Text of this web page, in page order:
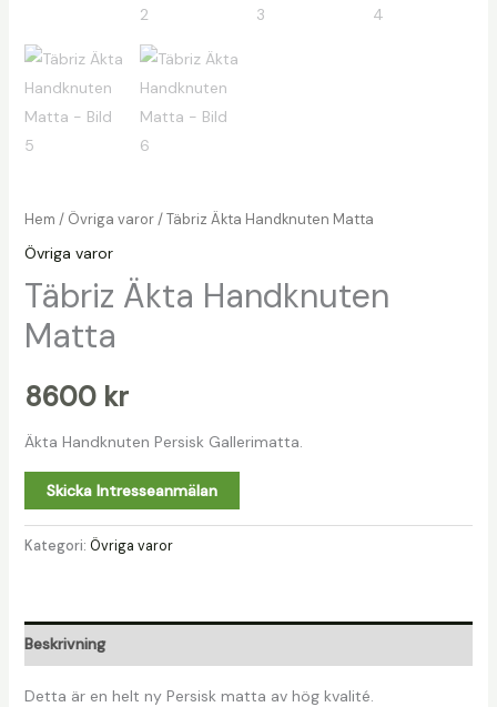
Hem / Övriga varor/ Täbriz Äkta Handknuten Matta
Övriga varor
Täbriz Äkta Handknuten
Matta
8600 kr
Äkta Handknuten Persisk Gallerimatta.
Skicka Intresseanmälan
Kategori: Övriga varor
Beskrivning
Detta är en helt ny Persisk matta av hög kvalité.